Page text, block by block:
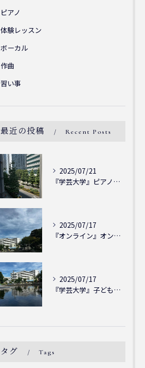
ピアノ
体験レッスン
ボーカル
作曲
習い事
最近の投稿 Recent Posts
2025/07/21
『学芸大学』ピアノを弾ける喜び - シェリー・アーツ音楽教室...
2025/07/17
『オンライン』オンラインの会員様大募集中！シェリー・アーツ音...
2025/07/17
『学芸大学』子どもには子どもの表現が大切！シェリー・アーツ音...
タグ Tags